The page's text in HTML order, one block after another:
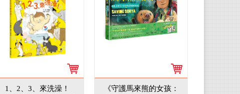
1、2、3、來洗澡！
《守護馬來熊的女孩：